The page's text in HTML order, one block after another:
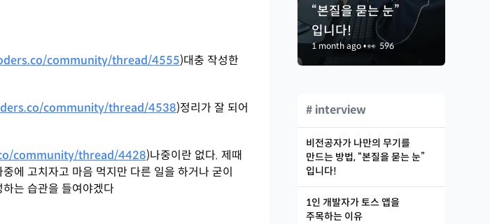
community/thread/4555)대충 작성한
community/thread/4538)정리가 잘 되어
community/thread/4428)나중이란 없다. 제때
에 고치자고 마음 먹지만 다른 일을 하거나 굳이
는 습관을 들여야겠다
“본질을 묻는 눈”
입니다!
1 month ago•👀 596
# interview
비전공자가 나만의 무기를
만드는 방법, “본질을 묻는 눈”
입니다!
1인 개발자가 토스 앱을
주목하는 이유